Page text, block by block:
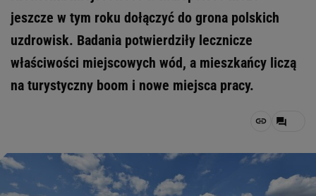
jeszcze w tym roku dołączyć do grona polskich
uzdrowisk. Badania potwierdziły lecznicze
właściwości miejscowych wód, a mieszkańcy liczą
na turystyczny boom i nowe miejsca pracy.